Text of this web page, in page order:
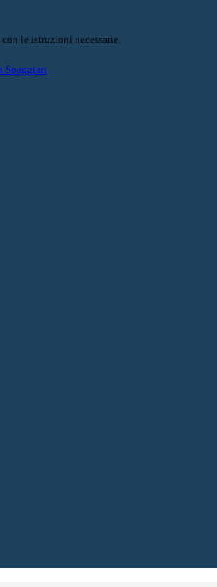
le istruzioni necessarie.
Spaggiari